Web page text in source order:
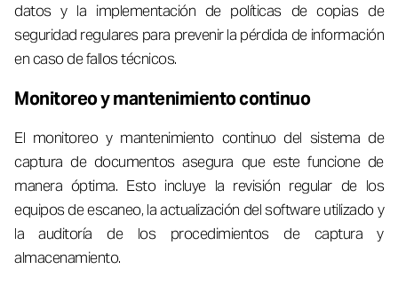
datos y la implementación de políticas de copias de
seguridad regulares para prevenir la pérdida de información
en caso de fallos técnicos.
Monitoreo y mantenimiento continuo
El monitoreo y mantenimiento continuo del sistema de
captura de documentos asegura que este funcione de
manera óptima. Esto incluye la revisión regular de los
equipos de escaneo, la actualización del software utilizado y
la auditoría de los procedimientos de captura y
almacenamiento.